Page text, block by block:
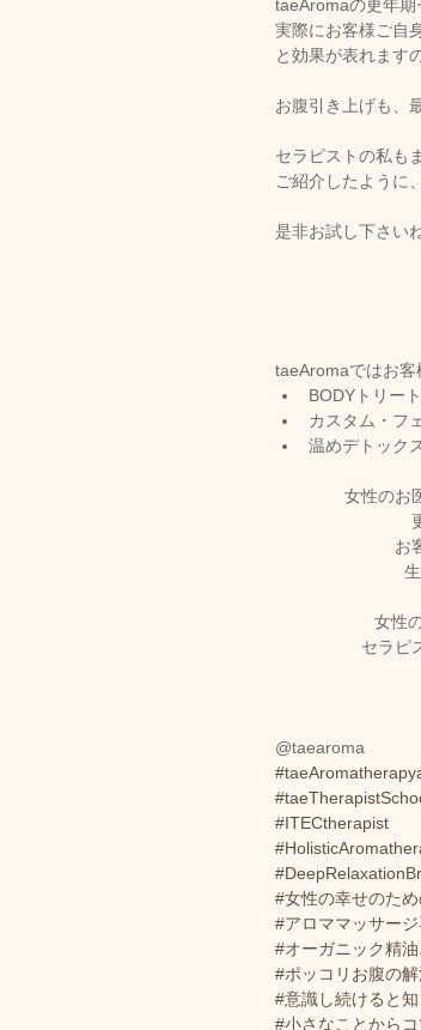
taeAromaの更年期
実際にお客様ご自
と効果が表れます
お腹引き上げも、
セラピストの私も
ご紹介したように
是非お試し下さいね
taeAromaではお客
BODYトリー
カスタム・フ
温めデトック
女性のお
お
女性
セラピ
@taearoma
#ITECtherapist
#女性の幸せのた
#アロママッサー
#オーガニック精
#ポッコリお腹の
#意識し続けると
#小さなことからコ